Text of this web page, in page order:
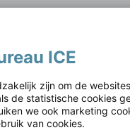
hebt gegeven
aanpassen
ICE
zijn om de
de statistische cookies
we ook marketing
van cookies.